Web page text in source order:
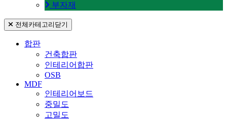
부자재
전체카테고리 닫기
합판
건축합판
인테리어합판
OSB
MDF
인테리어보드
중밀도
고밀도